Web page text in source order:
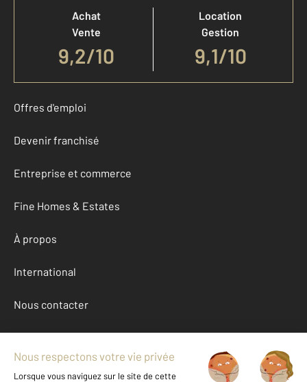
Achat
Vente
9,2/10
Location
Gestion
9,1/10
Offres d'emploi
Devenir franchisé
Entreprise et commerce
Fine Homes & Estates
À propos
International
Nous contacter
Mentions légales & CGU et Barèmes d'honoraires